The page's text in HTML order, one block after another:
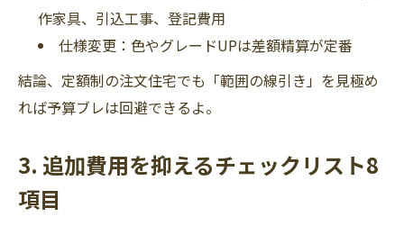
作家具、引込工事、登記費用
仕様変更：色やグレードUPは差額精算が定番
結論、定額制の注文住宅でも「範囲の線引き」を見極め
れば予算ブレは回避できるよ。
3. 追加費用を抑えるチェックリスト8
項目